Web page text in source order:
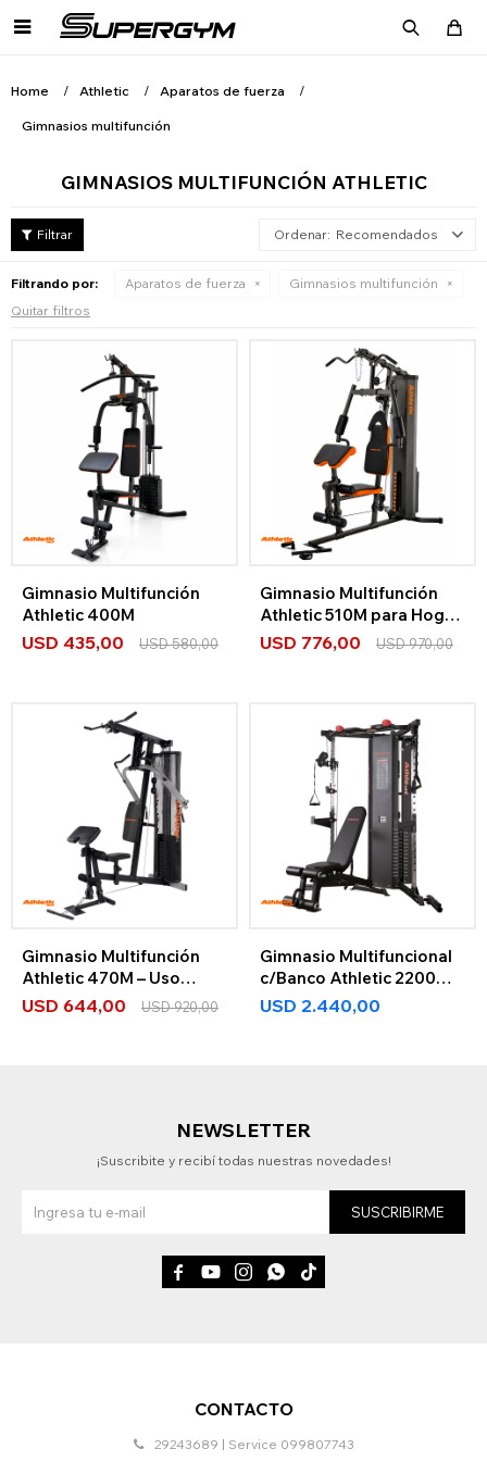

Home Athletic Aparatos de fuerza
Gimnasios multifunción
GIMNASIOS MULTIFUNCIÓN ATHLETIC
Recomendados
Filtrando por: Aparatos de fuerza
Gimnasios multifunción
Quitar filtros
Gimnasio Multifunción
Athletic 400M
USD 435,00 USD580,00
Gimnasio Multifunción
Athletic 510M para Hogar
– 67.5 kg
USD 776,00 USD970,00
Gimnasio Multifunción
Athletic 470M – Uso
Hogar 65kg
USD 644,00 USD920,00
Gimnasio Multifuncional
c/Banco Athletic 2200MS
- 160 kg
USD 2.440,00
CONTACTO
29243689 | Service 099807743
NEWSLETTER
¡Suscribite y recibí todas nuestras novedades!
SUSCRIBIRME
    